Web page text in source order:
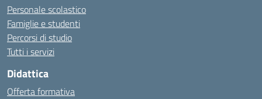
Personale scolastico
Famiglie e studenti
Percorsi di studio
Tutti i servizi
Didattica
Offerta formativa